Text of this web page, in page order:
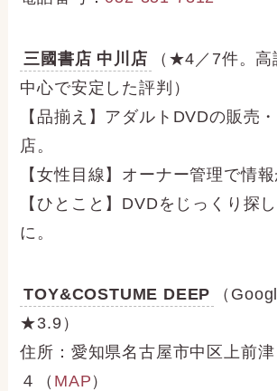
三國書店 中川店
（★4／7件。
中心で安定した評判）
【品揃え】アダルトDVDの販売
店。
【女性目線】オーナー管理で情報
【ひとこと】DVDをじっくり探
に。
TOY&COSTUME DEEP
（
★3.9）
住所：愛知県名古屋市中区上前
４（ MAP ）